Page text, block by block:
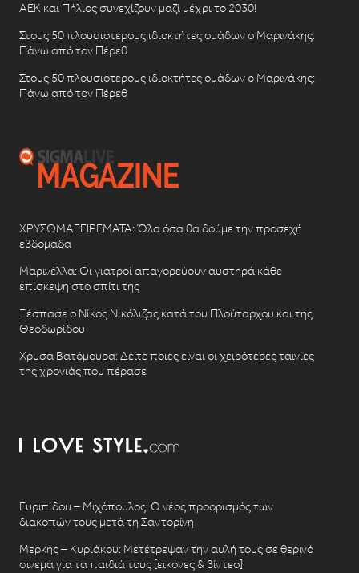
ΑΕΚ και Πήλιος συνεχίζουν μαζί μέχρι το 2030!
Στους 50 πλουσιότερους ιδιοκτήτες ομάδων ο Μαρινάκης:
Πάνω από τον Πέρεθ
Στους 50 πλουσιότερους ιδιοκτήτες ομάδων ο Μαρινάκης:
Πάνω από τον Πέρεθ
ΧΡΥΣΩΜΑΓΕΙΡΕΜΑΤΑ: Όλα όσα θα δούμε την προσεχή
εβδομάδα
Μαρινέλλα: Οι γιατροί απαγορεύουν αυστηρά κάθε
επίσκεψη στο σπίτι της
Ξέσπασε ο Νίκος Νικόλιζας κατά του Πλούταρχου και της
Θεοδωρίδου
Χρυσά Βατόμουρα: Δείτε ποιες είναι οι χειρότερες ταινίες
της χρονιάς που πέρασε
Ευριπίδου – Μιχόπουλος: Ο νέος προορισμός των
διακοπών τους μετά τη Σαντορίνη
Μερκής – Κυριάκου: Μετέτρεψαν την αυλή τους σε θερινό
σινεμά για τα παιδιά τους [εικόνες & βίντεο]